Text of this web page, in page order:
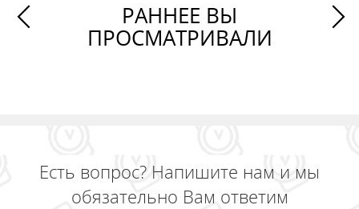
РАННЕЕ ВЫ
ПРОСМАТРИВАЛИ
Есть вопрос? Напишите нам и мы
обязательно Вам ответим